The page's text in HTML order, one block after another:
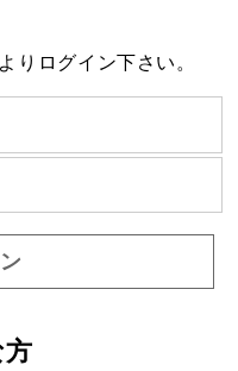
りログイン下さい。